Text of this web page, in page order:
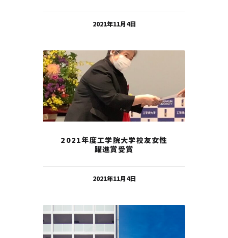
2021年11月4日
2021年度工学院大学校友女性
躍進賞受賞
2021年11月4日